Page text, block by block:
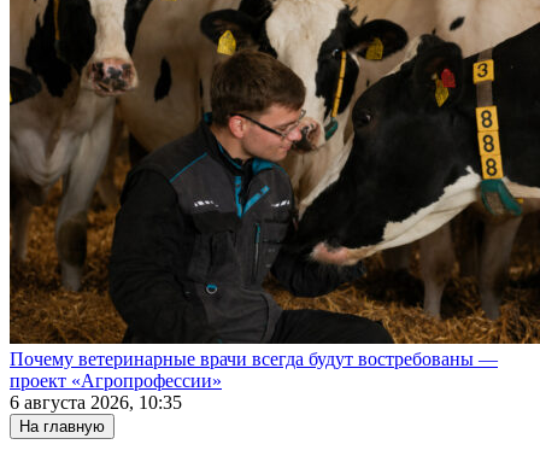
Почему ветеринарные врачи всегда будут востребованы —
проект «Агропрофессии»
6 августа 2026, 10:35
На главную